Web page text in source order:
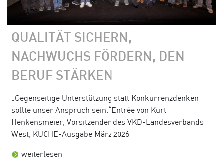
QUALITÄT SICHERN,
NACHWUCHS FÖRDERN, DEN
BERUF STÄRKEN
„Gegenseitige Unterstützung statt Konkurrenzdenken
sollte unser Anspruch sein.“Entrée von Kurt
Henkensmeier, Vorsitzender des VKD-Landesverbands
West, KÜCHE-Ausgabe März 2026
weiterlesen